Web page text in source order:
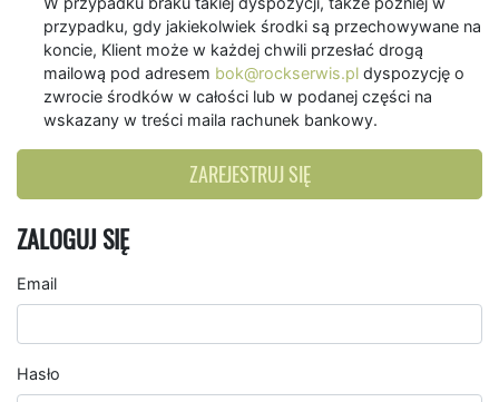
przypadku, gdy jakiekolwiek środki są przechowywane na
koncie, Klient może w każdej chwili przesłać drogą
mailową pod adresem bok@rockserwis.pl dyspozycję o
zwrocie środków w całości lub w podanej części na
wskazany w treści maila rachunek bankowy.
ZAREJESTRUJ SIĘ
ZALOGUJ SIĘ
Email
Hasło